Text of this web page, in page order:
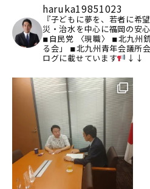
haruka19851023
『子どもに夢を、若者に希
災・治水を中心に福岡の安
◾︎自民党 〈現職〉 ◾︎北九州
る会」
◾︎北九州青年会議所
ログに載せています
↓↓